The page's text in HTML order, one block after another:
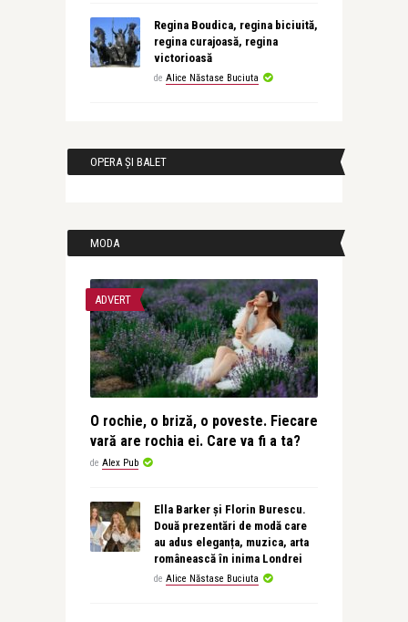
Regina Boudica, regina biciuită,
regina curajoasă, regina
victorioasă
de Alice Năstase Buciuta
OPERA ȘI BALET
MODA
ADVERT
O rochie, o briză, o poveste. Fiecare
vară are rochia ei. Care va fi a ta?
de Alex Pub
Ella Barker și Florin Burescu.
Două prezentări de modă care
au adus eleganța, muzica, arta
românească în inima Londrei
de Alice Năstase Buciuta